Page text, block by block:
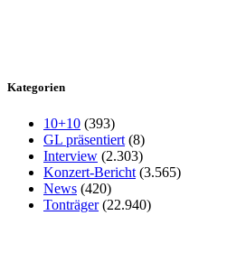
Kategorien
10+10 (393)
GL präsentiert (8)
Interview (2.303)
Konzert-Bericht (3.565)
News (420)
Tonträger(22.940)